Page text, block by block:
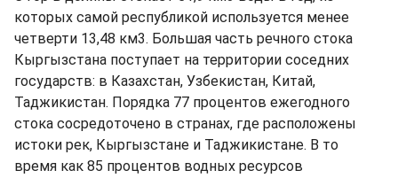
которых самой республикой используется менее
четверти 13,48 км3. Большая часть речного стока
Кыргызстана поступает на территории соседних
государств: в Казахстан, Узбекистан, Китай,
Таджикистан. Порядка 77 процентов ежегодного
стока сосредоточено в странах, где расположены
истоки рек, Кыргызстане и Таджикистане. В то
время как 85 процентов водных ресурсов